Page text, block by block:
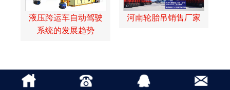
液压跨运车自动驾驶
系统的发展趋势
河南轮胎吊销售厂家